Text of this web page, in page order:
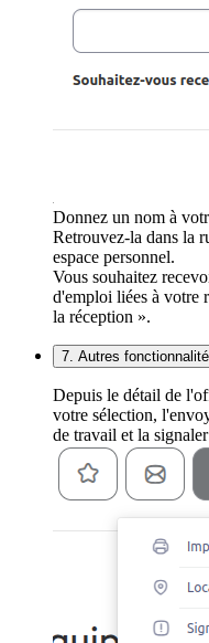
Donnez un nom à
Retrouvez-la dans la
espace personnel.
Vous souhaitez
d'emploi liées à votre
la réception ».
7. Autres
Depuis le détail de
votre sélection,
de travail et la